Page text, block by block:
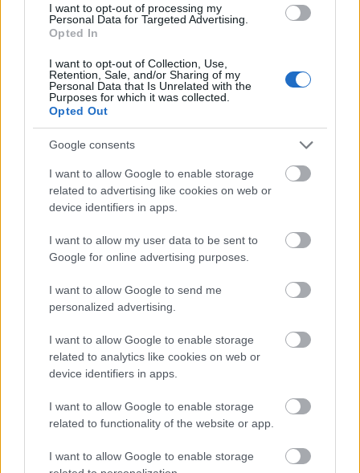
I want to opt-out of processing my
Personal Data for Targeted Advertising.
Opted In
I want to opt-out of Collection, Use,
Retention, Sale, and/or Sharing of my
Personal Data that Is Unrelated with the
Purposes for which it was collected.
Opted Out
Google consents
I want to allow Google to enable storage
related to advertising like cookies on web or
device identifiers in apps.
I want to allow my user data to be sent to
Google for online advertising purposes.
I want to allow Google to send me
personalized advertising.
I want to allow Google to enable storage
related to analytics like cookies on web or
device identifiers in apps.
I want to allow Google to enable storage
related to functionality of the website or app.
I want to allow Google to enable storage